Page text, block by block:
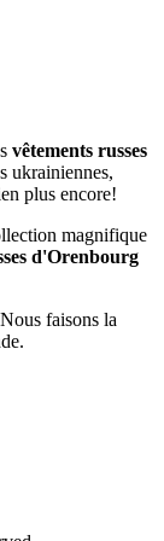
vêtements russes
ukrainiennes,
plus encore!
magnifique
d'Orenbourg
faisons la